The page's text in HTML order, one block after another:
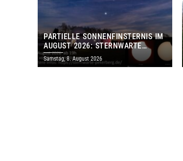
PARTIELLE SONNENFINSTERNIS IM
AUGUST 2026: STERNWARTE
PETERBERG ÖFFNET KOSTENLOS
IHRE TORE
Samstag, 8. August 2026